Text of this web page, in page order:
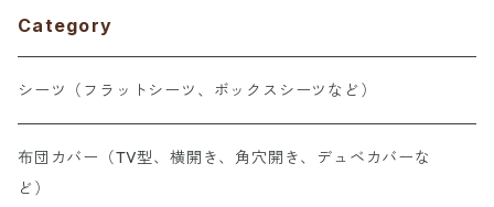
Category
シーツ（フラットシーツ、ボックスシーツなど）
布団カバー（TV型、横開き、角穴開き、デュベカバーな
ど）